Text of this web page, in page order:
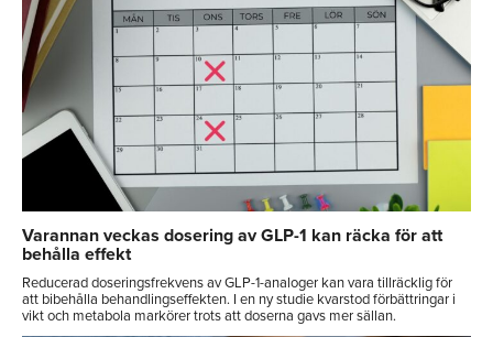
Varannan veckas dosering av GLP-1 kan räcka för att
behålla effekt
Reducerad doseringsfrekvens av GLP-1-analoger kan vara tillräcklig för
att bibehålla behandlingseffekten. I en ny studie kvarstod förbättringar i
vikt och metabola markörer trots att doserna gavs mer sällan.